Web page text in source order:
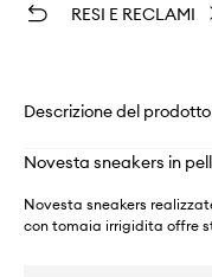
RESI E RECLAMI
Descrizione del prodotto
Novesta sneakers in
Novesta sneakers
con tomaia irrigidita offre